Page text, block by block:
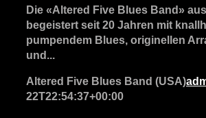
Die «Altered Five Blues Band»
begeistert seit 20 Jahren mit
pumpendem Blues, originellen
und...
Altered Five Blues Band (USA)
22T22:54:37+00:00